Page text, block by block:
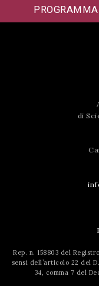
avvenuta con
successo!
PROGRAMMA
di
Rep. n. 158803 del
sensi dell’articolo 22 del
34, comma 7 del